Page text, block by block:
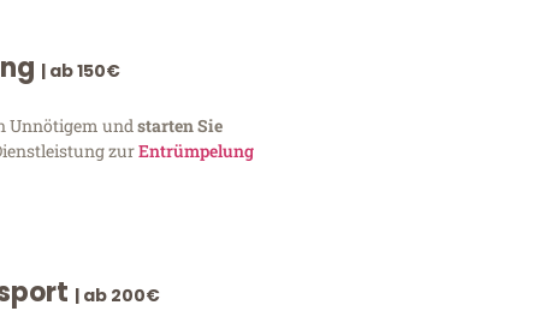
| ab 150€
Unnötigem und starten Sie
zurEntrümpelung
| ab 200€